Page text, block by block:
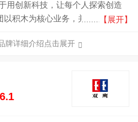
用创新科技，让每个人探索创造
以积木为核心业务，并结合教育、
【展开】
牌详细介绍点击展开
6.1